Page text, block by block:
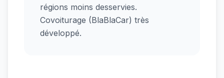
régions moins desservies.
Covoiturage (BlaBlaCar) très
développé.